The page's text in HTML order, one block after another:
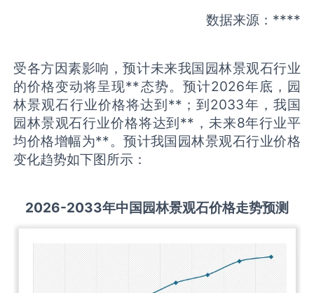
数据来源：****
受各方因素影响，预计未来我国园林景观石行业
的价格变动将呈现**态势。预计2026年底，园
林景观石行业价格将达到**；到2033年，我国
园林景观石行业价格将达到**，未来8年行业平
均价格增幅为**。预计我国园林景观石行业价格
变化趋势如下图所示：
2026-2033年中国园林景观石价格走势预测